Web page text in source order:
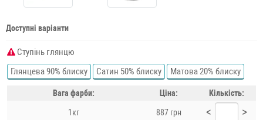
Доступні варіанти
Ступінь глянцю
Глянцева 90% блиску
Сатин 50% блиску Матова 20% блиску
Вага фарби: Ціна: Кількість:
1кг 887 грн < >